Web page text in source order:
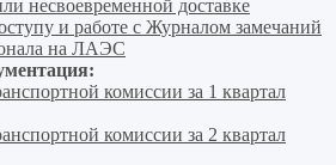
несвоевременной доставке
и работе с Журналом замечаний
на ЛАЭС
комиссии за 1 квартал
комиссии за 2 квартал